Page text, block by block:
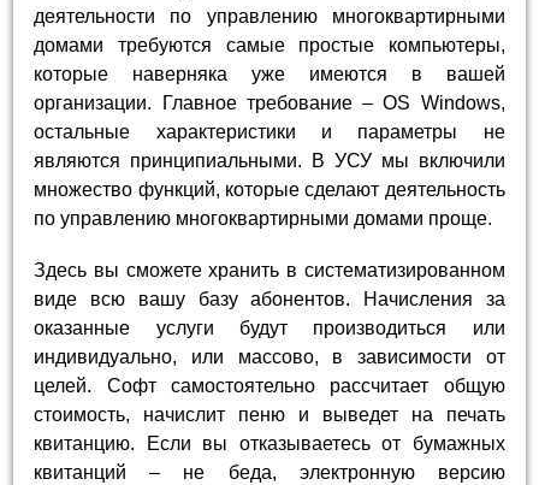
деятельности по управлению многоквартирными
домами требуются самые простые компьютеры,
которые наверняка уже имеются в вашей
организации. Главное требование – OS Windows,
остальные характеристики и параметры не
являются принципиальными. В УСУ мы включили
множество функций, которые сделают деятельность
по управлению многоквартирными домами проще.
Здесь вы сможете хранить в систематизированном
виде всю вашу базу абонентов. Начисления за
оказанные услуги будут производиться или
индивидуально, или массово, в зависимости от
целей. Софт самостоятельно рассчитает общую
стоимость, начислит пеню и выведет на печать
квитанцию. Если вы отказываетесь от бумажных
квитанций – не беда, электронную версию